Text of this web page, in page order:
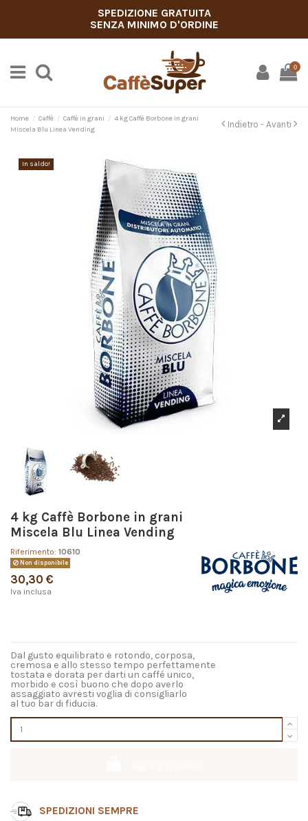
SPEDIZIONE GRATUITA
SENZA MINIMO D'ORDINE
0
Home Caffè Caffè in grani
4 kg Caffè Borbone in grani
Miscela Blu Linea Vending
Indietro - Avanti
In saldo!
4 kg Caffè Borbone in grani
Miscela Blu Linea Vending
Riferimento: 10610
Non disponibile
30,30 €
Iva inclusa
Dal gusto equilibrato e rotondo, corposa,
cremosa e allo stesso tempo perfettamente
tostata e dorata per darti un caffé unico,
morbido e così buono che dopo averlo
assaggiato avresti voglia di consigliarlo
al tuo bar di fiducia.
SPEDIZIONI SEMPRE